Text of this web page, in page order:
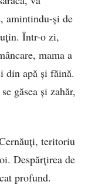
amintindu-și de
Într-o zi,
mama a
din apă și făină.
găsea și zahăr,
teritoriu
Despărțirea de
profund.